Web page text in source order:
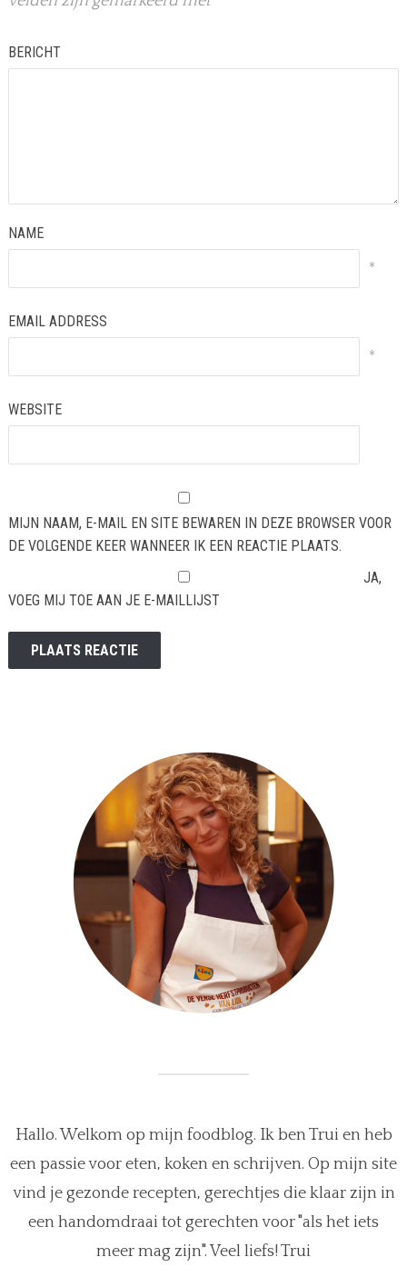
BERICHT
NAME
*
EMAIL ADDRESS
*
WEBSITE
MIJN NAAM, E-MAIL EN SITE BEWAREN IN DEZE BROWSER VOOR
DE VOLGENDE KEER WANNEER IK EEN REACTIE PLAATS.
JA,
VOEG MIJ TOE AAN JE E-MAILLIJST
Hallo. Welkom op mijn foodblog. Ik ben Trui en heb
een passie voor eten, koken en schrijven. Op mijn site
vind je gezonde recepten, gerechtjes die klaar zijn in
een handomdraai tot gerechten voor "als het iets
meer mag zijn". Veel liefs! Trui